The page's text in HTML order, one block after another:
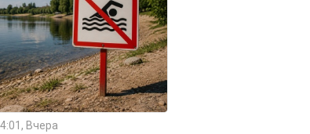
Вчера